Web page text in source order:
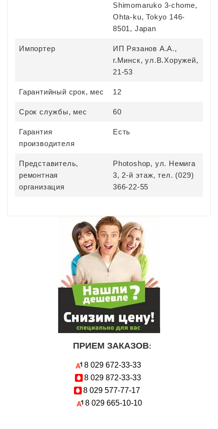
Shimomaruko 3-chome,
Ohta-ku, Tokyo 146-
8501, Japan
Импортер
ИП Рязанов А.А.,
г.Минск, ул.В.Хоружей,
21-53
Гарантийный срок, мес 12
Срок службы, мес 60
Гарантия
производителя
Есть
Представитель,
ремонтная
организация
Photoshop, ул. Немига
3, 2-й этаж, тел. (029)
366-22-55
ПРИЕМ ЗАКАЗОВ:
8 029 672-33-33
8 029 872-33-33
8 029 577-77-17
8 029 665-10-10